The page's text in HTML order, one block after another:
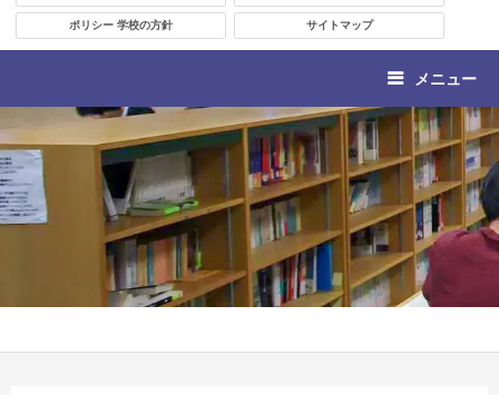
ポリシー 学校の方針 サイトマップ
メニュー